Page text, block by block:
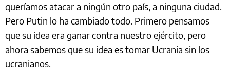
queríamos atacar a ningún otro país, a ninguna ciudad.
Pero Putin lo ha cambiado todo. Primero pensamos
que su idea era ganar contra nuestro ejército, pero
ahora sabemos que su idea es tomar Ucrania sin los
ucranianos.